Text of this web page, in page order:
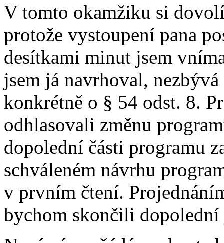
V tomto okamžiku si
protože vystoupení pana
desítkami minut jsem
jsem já navrhoval,
konkrétně o § 54 odst. 8.
odhlasovali změnu
dopolední části programu
schváleném návrhu
v prvním čtení.
bychom skončili dopolední